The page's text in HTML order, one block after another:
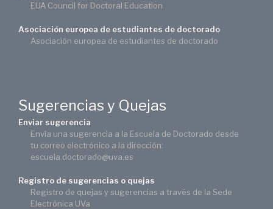
EUA Council for Doctoral Education
Asociación europea de estudiantes de doctorado
Asociación europea de estudiantes de doctorado
Sugerencias y Quejas
Enviar sugerencia
Envía una sugerencia a la Escuela de Doctorado desde
tu correo electrónico a la dirección:
escuela.doctorado@uva.es
Registro de sugerencias o quejas
Registro de quejas y sugerencias a través de la Sede
Electrónica UVa